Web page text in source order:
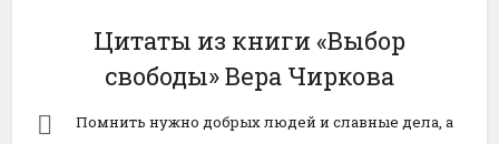
Цитаты из книги «Выбор
свободы» Вера Чиркова
Помнить нужно добрых людей и славные дела, а